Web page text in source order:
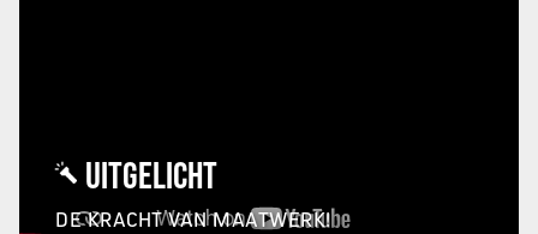
UITGELICHT
DE KRACHT VAN MAATWERK!